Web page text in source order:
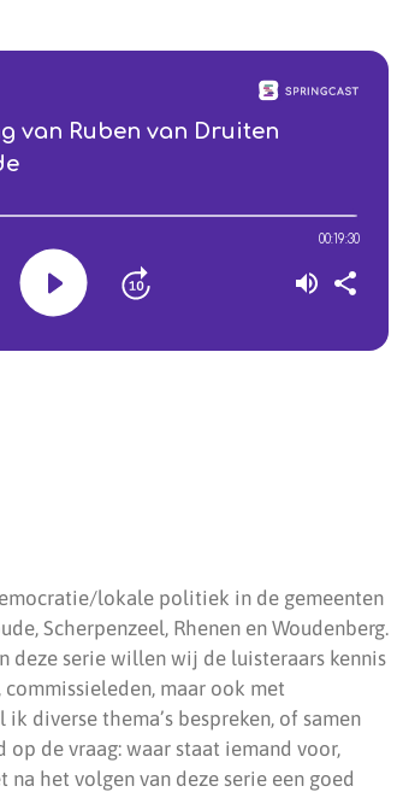
lokale politiek in de gemeenten
Scherpenzeel, Rhenen en Woudenberg.
deze serie willen wij de luisteraars kennis
maar ook met
diverse thema’s bespreken, of samen
de vraag: waar staat iemand voor,
het volgen van deze serie een goed